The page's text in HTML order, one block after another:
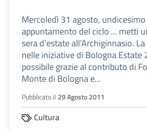
Mercoledì 31 agosto, undicesimo
appuntamento del ciclo ... metti
sera d'estate all'Archiginnasio.
nelle iniziative di Bologna Estate
possibile grazie al contributo di
Monte di Bologna e...
Pubblicato il 29 Agosto 2011
Cultura